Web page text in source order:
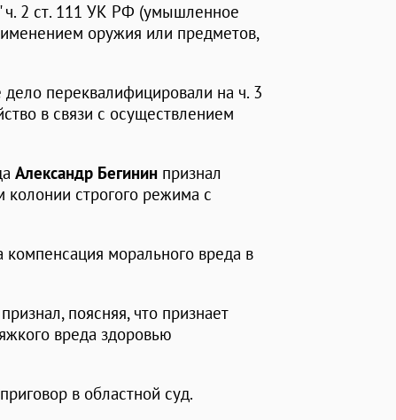
ч. 2 ст. 111 УК РФ (умышленное
оружия или предметов,
переквалифицировали на ч. 3
в связи с осуществлением
Александр Бегинин признал
колонии строгого режима с
морального вреда в
поясняя, что признает
вреда здоровью
в областной суд.